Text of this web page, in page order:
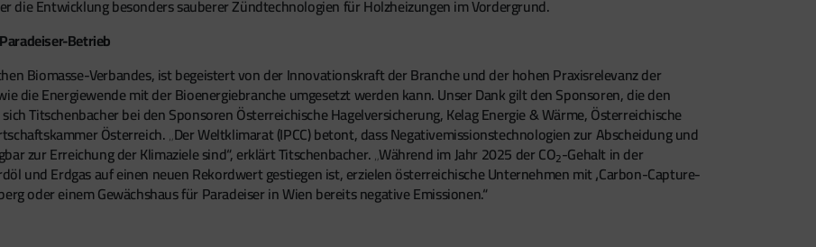
die Entwicklung besonders sauberer Zündtechnologien für Holzheizungen im Vordergrund.
Betrieb
Biomasse-Verbandes, ist begeistert von der Innovationskraft der Branche und der hohen Praxisrelevanz der
die Energiewende mit der Bioenergiebranche umgesetzt werden kann. Unser Dank gilt den Sponsoren, die den
Titschenbacher bei den Sponsoren Österreichische Hagelversicherung, Kelag Energie & Wärme, Österreichische
Österreich. „Der Weltklimarat (IPCC) betont, dass Negativemissionstechnologien zur Abscheidung und
zur Erreichung der Klimaziele sind“, erklärt Titschenbacher. „Während im Jahr 2025 der CO2-Gehalt in der
und Erdgas auf einen neuen Rekordwert gestiegen ist, erzielen österreichische Unternehmen mit ‚Carbon-Capture-
oder einem Gewächshaus für Paradeiser in Wien bereits negative Emissionen.“